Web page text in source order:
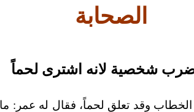
الصحابة
شخصية لانه اشترى لحماً
الخطاب وقد تعلق لحماً، فقال له عمر: